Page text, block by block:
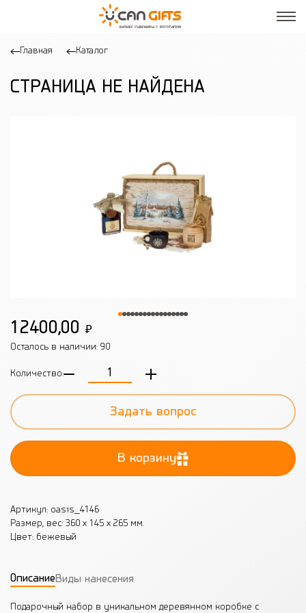
Главная Каталог
СТРАНИЦА НЕ НАЙДЕНА
12400,00 ₽
Осталось в наличии: 90
Количество:
Задать вопрос
В корзину
Артикул: oasis_4146
Размер, вес: 360 х 145 х 265 мм.
Цвет: бежевый
ОписаниеВиды нанесения
Подарочный набор в уникальном деревянном коробке с